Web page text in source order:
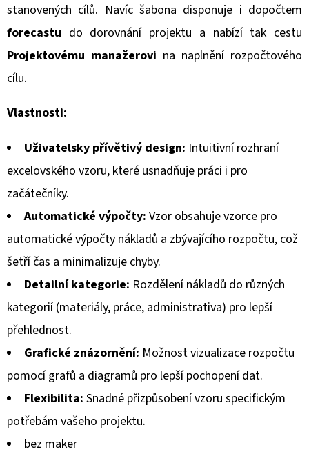
stanovených cílů. Navíc šabona disponuje i dopočtem
forecastu do dorovnání projektu a nabízí tak cestu
Projektovému manažerovi na naplnění rozpočtového
cílu.
Vlastnosti:
Uživatelsky přívětivý design: Intuitivní rozhraní
excelovského vzoru, které usnadňuje práci i pro
začátečníky.
Automatické výpočty: Vzor obsahuje vzorce pro
automatické výpočty nákladů a zbývajícího rozpočtu, což
šetří čas a minimalizuje chyby.
Detailní kategorie: Rozdělení nákladů do různých
kategorií (materiály, práce, administrativa) pro lepší
přehlednost.
Grafické znázornění: Možnost vizualizace rozpočtu
pomocí grafů a diagramů pro lepší pochopení dat.
Flexibilita: Snadné přizpůsobení vzoru specifickým
potřebám vašeho projektu.
bez maker
STAVEBNÍ
DENÍK
200
Kč